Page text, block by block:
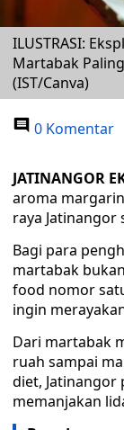
ILUSTRASI:
Martabak
(IST/Canva)
0 Komentar
JATINANGOR
aroma
raya
Bagi para
martabak
food nomor
ingin
Dari martabak
ruah sampai
diet, Jatinangor
memanjakan